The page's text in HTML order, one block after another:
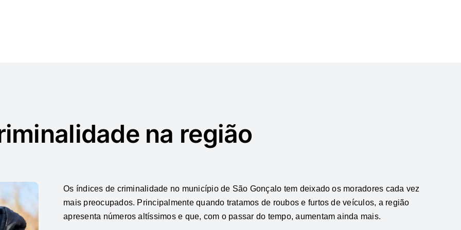
na região
Os índices de criminalidade no município de São Gonçalo tem deixado os moradores cada vez
mais preocupados. Principalmente quando tratamos de roubos e furtos de veículos, a região
apresenta números altíssimos e que, com o passar do tempo, aumentam ainda mais.